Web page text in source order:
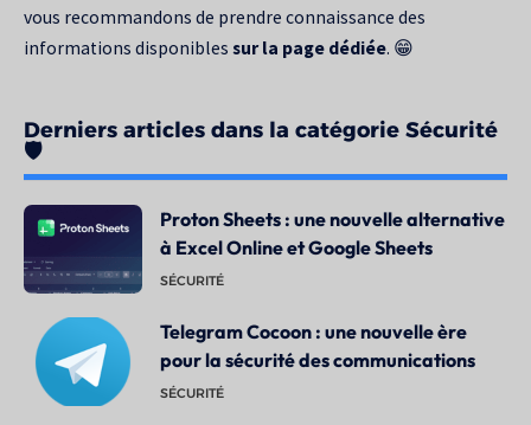
vous recommandons de prendre connaissance des
informations disponibles sur la page dédiée. 😁
Derniers articles dans la catégorie Sécurité
🛡️
Proton Sheets : une nouvelle alternative
à Excel Online et Google Sheets
SÉCURITÉ
Telegram Cocoon : une nouvelle ère
pour la sécurité des communications
SÉCURITÉ